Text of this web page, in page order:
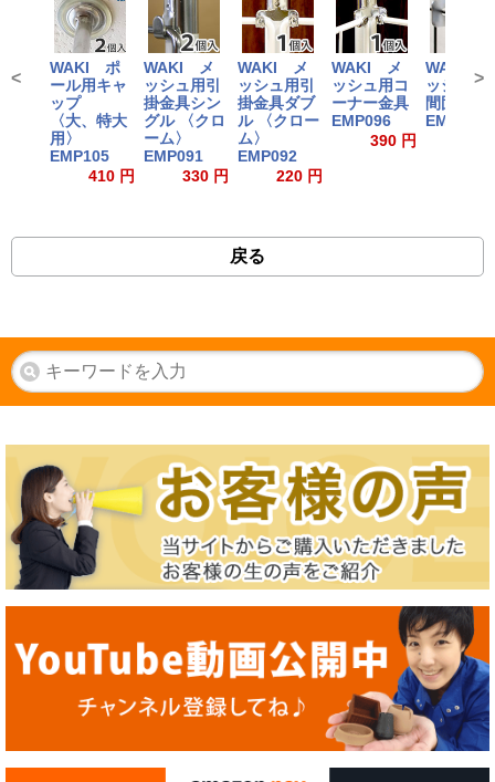
WAKI ポ
ール用キャ
ップ
〈大、特大
用〉
EMP105
410 円
WAKI メ
ッシュ用引
掛金具シン
グル 〈クロ
ーム〉
EMP091
330 円
WAKI メ
ッシュ用引
掛金具ダブ
ル 〈クロー
ム〉
EMP092
220 円
WAKI メ
ッシュ用コ
ーナー金具
EMP096
390 円
WAKI メ
ッシュ用
間固定金
EMP097
< >
戻る